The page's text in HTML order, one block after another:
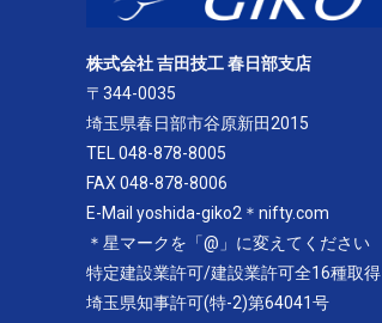
株式会社 吉田技工 春日部支店
〒344-0035
埼玉県春日部市谷原新田2015
TEL 048-878-8005
FAX 048-878-8006
E-Mail yoshida-giko2＊nifty.com
＊星マークを「@」に変えてください
特定建設業許可/建設業許可全16種取得
埼玉県知事許可(特-2)第64041号